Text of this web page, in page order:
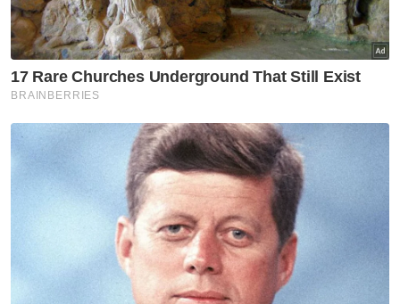
dilaporkan terperangkap dalam kejadian
tanah runtuh di sini.
Pihak bomba menerima panggilan jam 4.59
petang sebelum pegawai dan anggota Balai
Bomba dan Penyelamat (BBP) Kuala Berang
dan Wakaf Tapai dikejarkan ke lokasi kejadian.
Artikel Berkaitan:
Tanah runtuh: MAIDAM salur bantuan kepada
keluarga mangsa
TPM arah agensi berkaitan pantau lokasi tanah
runtuh
[VIDEO] TPM arah agensi berkaitan pantau lokasi